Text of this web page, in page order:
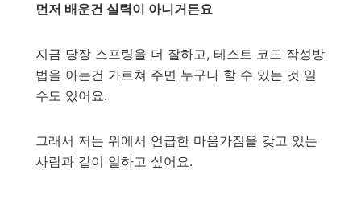
먼저 배운건 실력이 아니거든요
지금 당장 스프링을 더 잘하고, 테스트 코드 작성방
법을 아는건 가르쳐 주면 누구나 할 수 있는 것 일
수도 있어요.
그래서 저는 위에서 언급한 마음가짐을 갖고 있는
사람과 같이 일하고 싶어요.